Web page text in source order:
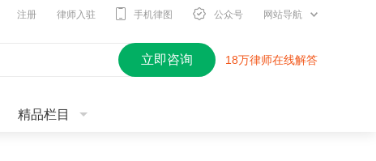
注册 律师入驻 手机律图 公众号 网站导航
立即咨询 18万律师在线解答
精品栏目